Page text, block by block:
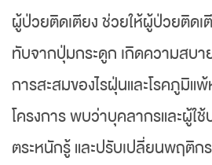
ผู้ป่วยติดเตียง ช่วยให้ผู้ป่วยติดเ
ทับจากปุ่มกระดูก เกิดความสบ
การสะสมของไรฝุ่นและโรคภูมิแ
โครงการ พบว่าบุคลากรและผู้ใ
ตระหนักรู้ และปรับเปลี่ยนพฤติก